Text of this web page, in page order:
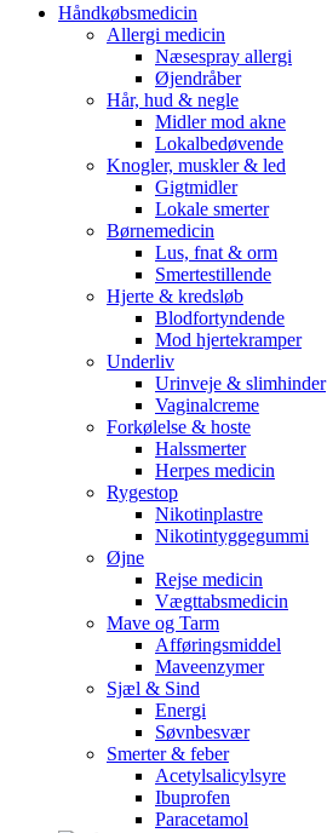
Håndkøbsmedicin
Allergi medicin
Næsespray allergi
Øjendråber
Hår, hud & negle
Midler mod akne
Lokalbedøvende
Knogler, muskler & led
Gigtmidler
Lokale smerter
Børnemedicin
Lus, fnat & orm
Smertestillende
Hjerte & kredsløb
Blodfortyndende
Mod hjertekramper
Underliv
Urinveje & slimhinder
Vaginalcreme
Forkølelse & hoste
Halssmerter
Herpes medicin
Rygestop
Nikotinplastre
Nikotintyggegummi
Øjne
Rejse medicin
Vægttabsmedicin
Mave og Tarm
Afføringsmiddel
Maveenzymer
Sjæl & Sind
Energi
Søvnbesvær
Smerter & feber
Acetylsalicylsyre
Ibuprofen
Paracetamol